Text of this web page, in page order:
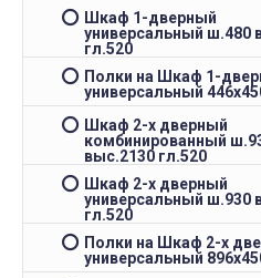
Шкаф 1-дверный
универсальный ш.480
гл.520
Полки на Шкаф 1-
универсальный
Шкаф 2-х дверный
комбинированный
выс.2130 гл.520
Шкаф 2-х дверный
универсальный ш.930
гл.520
Полки на Шкаф 2-х
универсальный